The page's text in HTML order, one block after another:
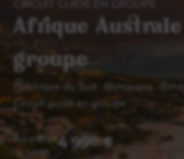
Afrique
groupe
Afrique du Sud Botswana
Circuit guidé en groupe
A partir de 4 990 €